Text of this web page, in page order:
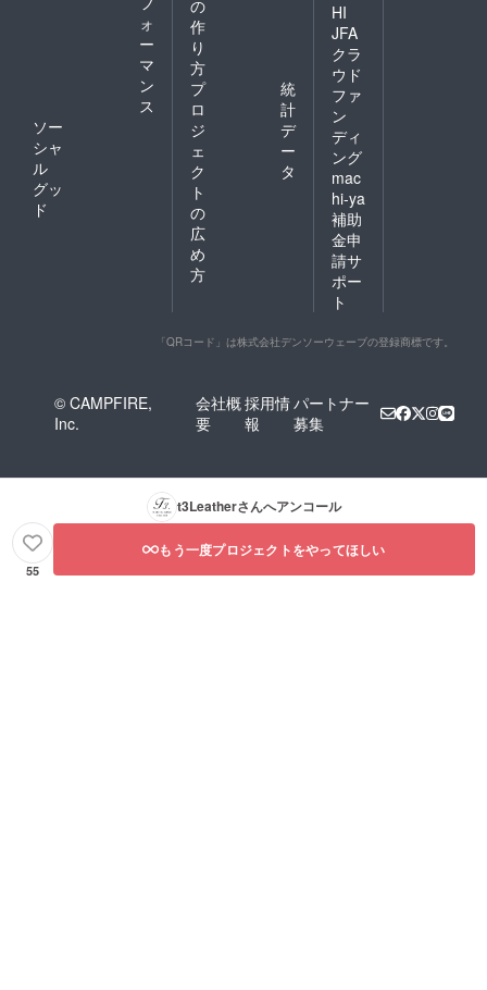
ォ
ー
マ
ン
ス
ソー
シャ
ル
グッ
ド
の
作
り
方
プ
ロ
ジ
ェ
ク
ト
の
広
め
方
統
計
デ
ー
タ
HI
JFA
クラ
ウド
ファ
ン
ディ
ング
mac
hi-ya
補助
金申
請サ
ポー
ト
「QRコード」は株式会社デンソーウェーブの登録商標です。
© CAMPFIRE,
Inc.
会社概
要
採用情
報
パートナー
募集
t3Leatherさんへアンコール
55
もう一度プロジェクトをやってほしい